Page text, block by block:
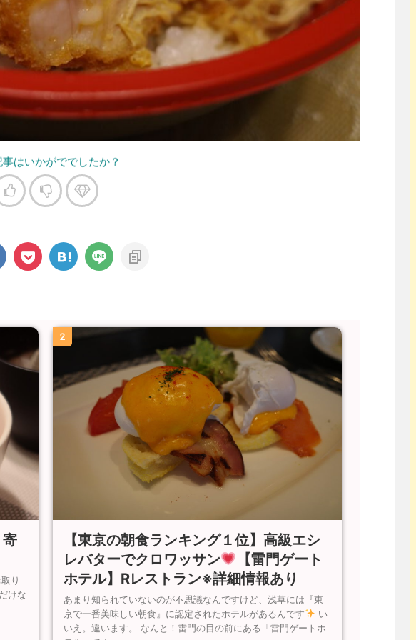
事はいかがででしたか？
り
けな
2
【東京の朝食ランキング１位】高級エシ
レバターでクロワッサン
【雷門ゲート
ホテル】Rレストラン※詳細情報あり
あまり知られていないのが不思議なんですけど、浅草には『東
京で一番美味しい朝食』に認定されたホテルがあるんです
い
いえ。違います。 なんと！雷門の目の前にある「雷門ゲートホ